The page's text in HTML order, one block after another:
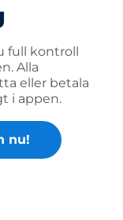
full kontroll
Alla
eller betala
i appen.
nu!